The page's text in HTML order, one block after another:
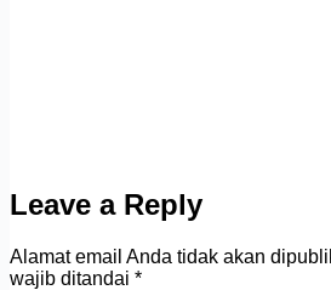
Leave a Reply
Alamat email Anda tidak akan
wajib ditandai *